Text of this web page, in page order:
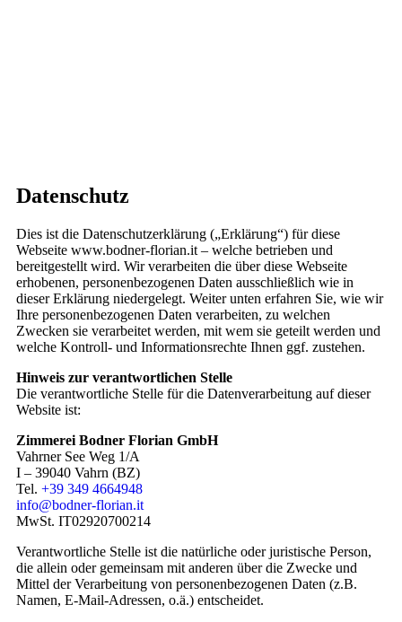
Datenschutz
Dies ist die Datenschutzerklärung („Erklärung“) für diese
Webseite www.bodner-florian.it – welche betrieben und
bereitgestellt wird. Wir verarbeiten die über diese Webseite
erhobenen, personenbezogenen Daten ausschließlich wie in
dieser Erklärung niedergelegt. Weiter unten erfahren Sie, wie wir
Ihre personenbezogenen Daten verarbeiten, zu welchen
Zwecken sie verarbeitet werden, mit wem sie geteilt werden und
welche Kontroll- und Informationsrechte Ihnen ggf. zustehen.
Hinweis zur verantwortlichen Stelle
Die verantwortliche Stelle für die Datenverarbeitung auf dieser
Website ist:
Zimmerei Bodner Florian GmbH
Vahrner See Weg 1/A
I – 39040 Vahrn (BZ)
Tel. +39 349 4664948
info@bodner-florian.it
MwSt. IT02920700214
Verantwortliche Stelle ist die natürliche oder juristische Person,
die allein oder gemeinsam mit anderen über die Zwecke und
Mittel der Verarbeitung von personenbezogenen Daten (z.B.
Namen, E-Mail-Adressen, o.ä.) entscheidet.